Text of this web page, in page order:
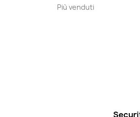
Più venduti